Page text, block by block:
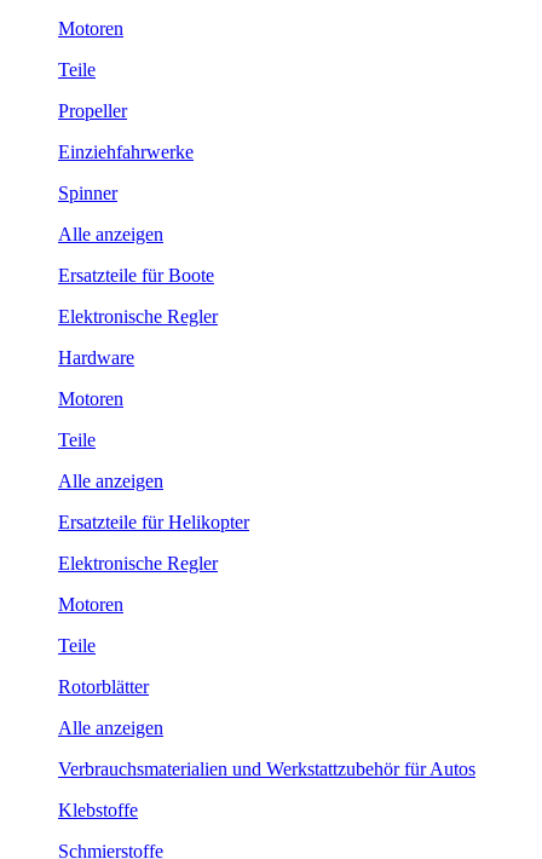
Motoren
Teile
Propeller
Einziehfahrwerke
Spinner
Alle anzeigen
Ersatzteile für Boote
Elektronische Regler
Hardware
Motoren
Teile
Alle anzeigen
Ersatzteile für Helikopter
Elektronische Regler
Motoren
Teile
Rotorblätter
Alle anzeigen
Verbrauchsmaterialien und Werkstattzubehör für Autos
Klebstoffe
Schmierstoffe